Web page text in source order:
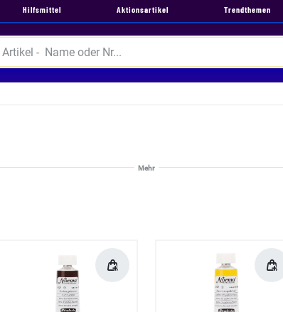
Hilfsmittel Aktionsartikel Trendthemen